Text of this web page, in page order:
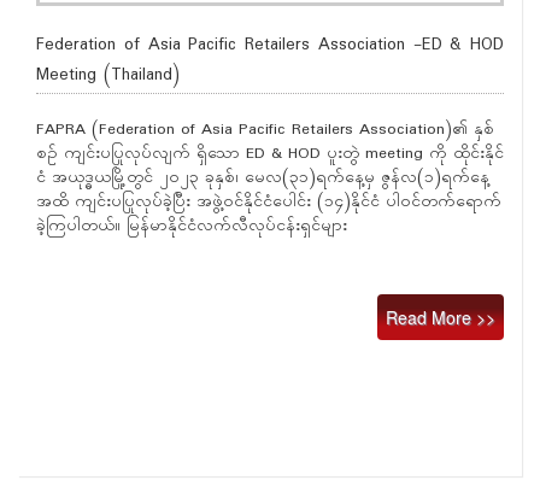
Federation of Asia Pacific Retailers Association -ED & HOD
Meeting (Thailand)
FAPRA (Federation of Asia Pacific Retailers Association)၏ နှစ်
စဉ် ကျင်းပပြုလုပ်လျက် ရှိသော ED & HOD ပူးတွဲ meeting ကို ထိုင်းနိုင်
ငံ အယုဒ္ဓယမြို့တွင် ၂၀၂၃ ခုနှစ်၊ မေလ(၃၁)ရက်နေ့မှ ဇွန်လ(၁)ရက်နေ့
အထိ ကျင်းပပြုလုပ်ခဲ့ပြီး အဖွဲ့ဝင်နိုင်ငံပေါင်း (၁၄)နိုင်ငံ ပါဝင်တက်ရောက်
ခဲ့ကြပါတယ်။ မြန်မာနိုင်ငံလက်လီလုပ်ငန်းရှင်များ
Read More >>